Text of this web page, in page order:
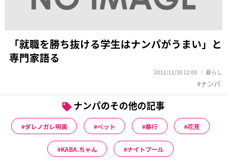
「就職を勝ち抜ける学生はナンパがうまい」と
専門家語る
2011/11/30 12:00 暮らし
ナンパ
ナンパのその他の記事
ダレノガレ明美 ペット 暴行 花見
KABA.ちゃん ナイトプール